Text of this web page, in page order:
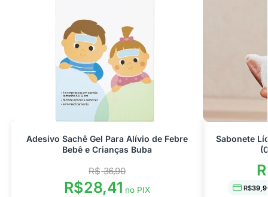
Adesivo Sachê Gel Para Alívio de Febre
Bebê e Crianças Buba
R$36,90
R$28,41 no PIX
Sabonete
R$